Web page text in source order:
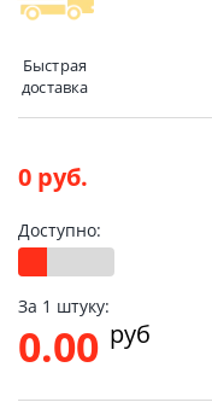
Быстрая
доставка
0 руб.
Доступно:
За 1 штуку:
0.00 pуб